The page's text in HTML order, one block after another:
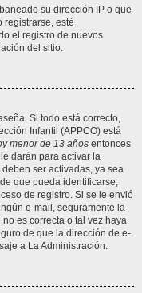
su dirección IP o que
registrarse, esté
el registro de nuevos
del sitio.
Si todo está correcto,
Infantil (APPCO) está
menor de 13 años entonces
darán para activar la
ser activadas, ya sea
que pueda identificarse;
de registro. Si se le envió
e-mail, seguramente la
es correcta o tal vez haya
de que la dirección de e-
a La Administración.